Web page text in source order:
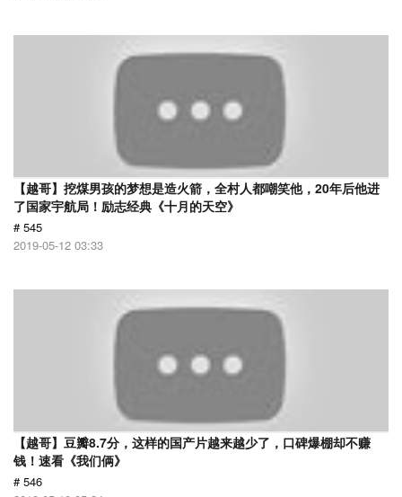
【越哥】挖煤男孩的梦想是造火箭，全村人都嘲笑他，20年后他进
了国家宇航局！励志经典《十月的天空》
# 545
2019-05-12 03:33
【越哥】豆瓣8.7分，这样的国产片越来越少了，口碑爆棚却不赚
钱！速看《我们俩》
# 546